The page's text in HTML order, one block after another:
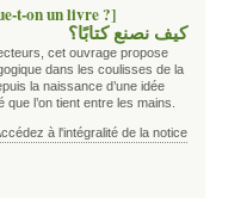
t-on un livre ?]
كيف نصنع كتابًا؟
cet ouvrage propose
dans les coulisses de la
la naissance d’une idée
que l’on tient entre les mains.
à l'intégralité de la notice